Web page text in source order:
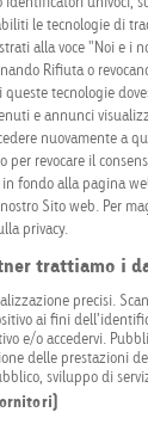
Kit per
le tecnologie di
alla voce "Noi e i
Rifiuta o
tecnologie
e annunci
nuovamente a
per revocare il
fondo alla pagina
Sito web. Per
privacy.
trattiamo i
precisi.
ai fini
e/o accedervi.
delle prestazioni
sviluppo di